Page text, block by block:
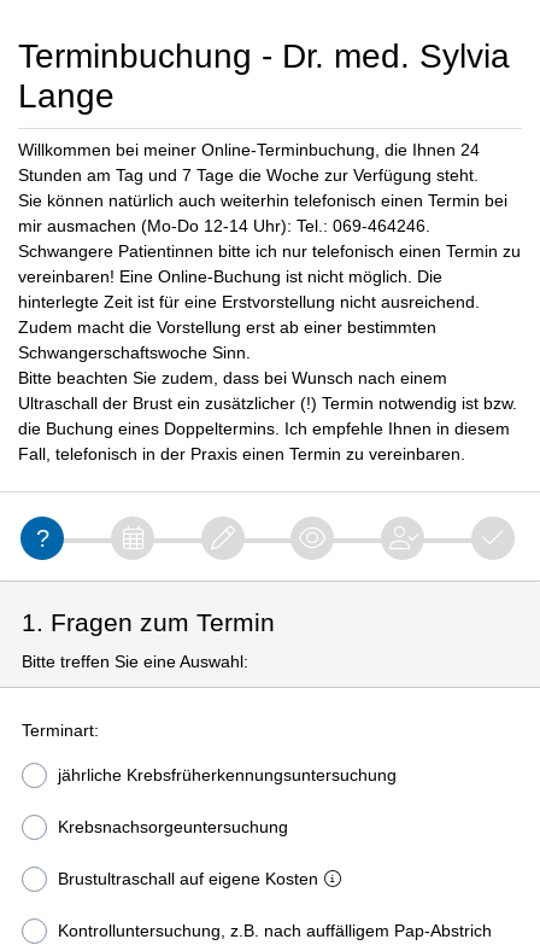
Terminbuchung - Dr. med. Sylvia
Lange
Willkommen bei meiner Online-Terminbuchung, die Ihnen 24
Stunden am Tag und 7 Tage die Woche zur Verfügung steht.
Sie können natürlich auch weiterhin telefonisch einen Termin bei
mir ausmachen (Mo-Do 12-14 Uhr): Tel.: 069-464246.
Schwangere Patientinnen bitte ich nur telefonisch einen Termin zu
vereinbaren! Eine Online-Buchung ist nicht möglich. Die
hinterlegte Zeit ist für eine Erstvorstellung nicht ausreichend.
Zudem macht die Vorstellung erst ab einer bestimmten
Schwangerschaftswoche Sinn.
Bitte beachten Sie zudem, dass bei Wunsch nach einem
Ultraschall der Brust ein zusätzlicher (!) Termin notwendig ist bzw.
die Buchung eines Doppeltermins. Ich empfehle Ihnen in diesem
Fall, telefonisch in der Praxis einen Termin zu vereinbaren.
1. Fragen zum Termin
Bitte treffen Sie eine Auswahl:
Terminart:
jährliche Krebsfrüherkennungsuntersuchung
Krebsnachsorgeuntersuchung
Brustultraschall auf eigene Kosten
Kontrolluntersuchung, z.B. nach auffälligem Pap-Abstrich